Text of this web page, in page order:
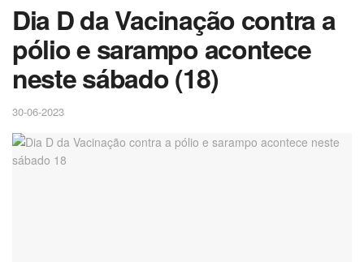
Dia D da Vacinação contra a
pólio e sarampo acontece
neste sábado (18)
30-06-2023